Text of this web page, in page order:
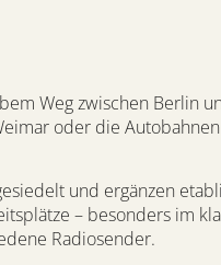
Weg zwischen Berlin
oder die
und ergänzen
– besonders im
Radiosender.